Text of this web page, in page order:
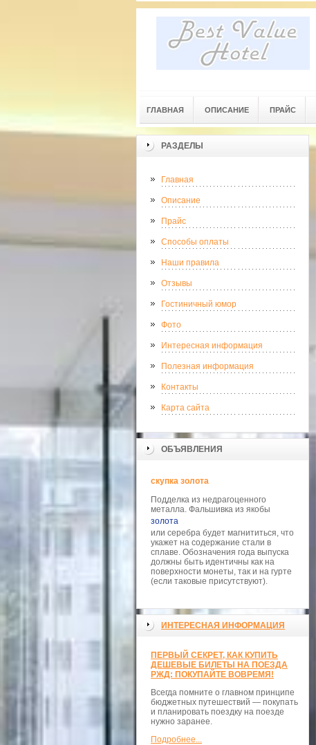
ГЛАВНАЯ ОПИСАНИЕ ПРАЙС
РАЗДЕЛЫ
Главная
Описание
Прайс
Способы оплаты
Наши правила
Отзывы
Гостиничный юмор
Фото
Интересная информация
Полезная информация
Контакты
Карта сайта
ОБЪЯВЛЕНИЯ
скупка золота
Подделка из недрагоценного
металла. Фальшивка из якобы
золота
или серебра будет магнититься, что
укажет на содержание стали в
сплаве. Обозначения года выпуска
должны быть идентичны как на
поверхности монеты, так и на гурте
(если таковые присутствуют).
ИНТЕРЕСНАЯ ИНФОРМАЦИЯ
ПЕРВЫЙ СЕКРЕТ, КАК КУПИТЬ
ДЕШЕВЫЕ БИЛЕТЫ НА ПОЕЗДА
РЖД: ПОКУПАЙТЕ ВОВРЕМЯ!
Всегда помните о главном принципе
бюджетных путешествий — покупать
и планировать поездку на поезде
нужно заранее.
Подробнее...